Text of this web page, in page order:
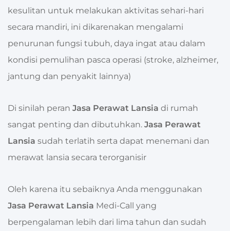
kesulitan untuk melakukan aktivitas sehari-hari
secara mandiri, ini dikarenakan mengalami
penurunan fungsi tubuh, daya ingat atau dalam
kondisi pemulihan pasca operasi (stroke, alzheimer,
jantung dan penyakit lainnya)
Di sinilah peran Jasa Perawat Lansia di rumah
sangat penting dan dibutuhkan. Jasa Perawat
Lansia sudah terlatih serta dapat menemani dan
merawat lansia secara terorganisir
Oleh karena itu sebaiknya Anda menggunakan
Jasa Perawat Lansia Medi-Call yang
berpengalaman lebih dari lima tahun dan sudah